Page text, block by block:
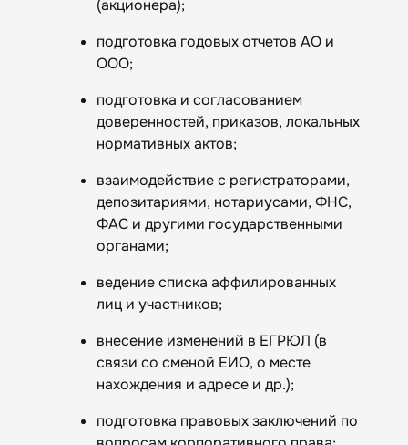
(акционера);
подготовка годовых отчетов АО и
ООО;
подготовка и согласованием
доверенностей, приказов, локальных
нормативных актов;
взаимодействие с регистраторами,
депозитариями, нотариусами, ФНС,
ФАС и другими государственными
органами;
ведение списка аффилированных
лиц и участников;
внесение изменений в ЕГРЮЛ (в
связи со сменой ЕИО, о месте
нахождения и адресе и др.);
подготовка правовых заключений по